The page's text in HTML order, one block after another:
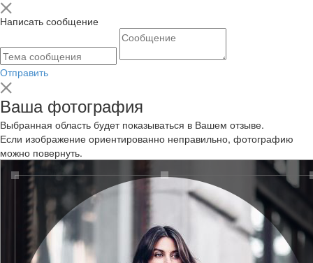
Написать сообщение
Отправить
Ваша фотография
Выбранная область будет показываться в Вашем отзыве.
Если изображение ориентированно неправильно, фотографию
можно повернуть.